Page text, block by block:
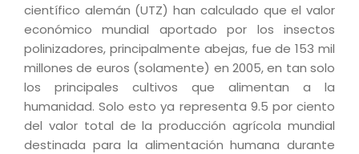
científico alemán (UTZ) han calculado que el valor
económico mundial aportado por los insectos
polinizadores, principalmente abejas, fue de 153 mil
millones de euros (solamente) en 2005, en tan solo
los principales cultivos que alimentan a la
humanidad. Solo esto ya representa 9.5 por ciento
del valor total de la producción agrícola mundial
destinada para la alimentación humana durante